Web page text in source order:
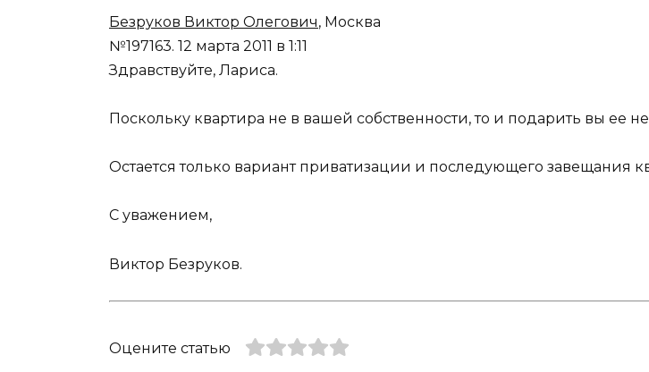
Безруков Виктор Олегович, Москва
№197163. 12 марта 2011 в 1:11
Здравствуйте, Лариса.
Поскольку квартира не в вашей собственности, то и подарить вы ее
Остается только вариант приватизации и последующего завещания
С уважением,
Виктор Безруков.
Оцените статью